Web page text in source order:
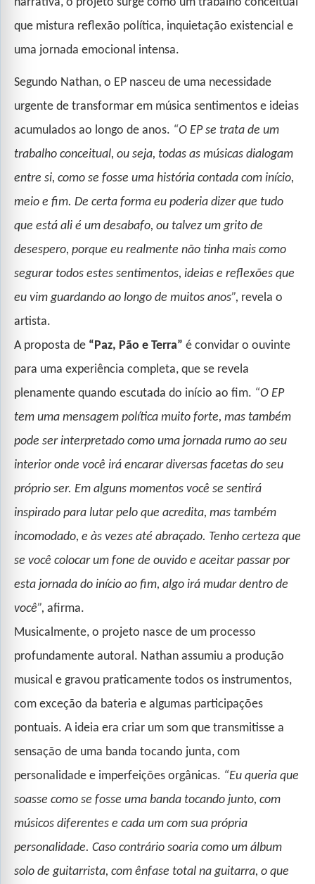
que mistura reflexão política, inquietação existencial e
uma jornada emocional intensa.
Segundo Nathan, o EP nasceu de uma necessidade
urgente de transformar em música sentimentos e ideias
acumulados ao longo de anos. “O EP se trata de um
trabalho conceitual, ou seja, todas as músicas dialogam
entre si, como se fosse uma história contada com início,
meio e fim. De certa forma eu poderia dizer que tudo
que está ali é um desabafo, ou talvez um grito de
desespero, porque eu realmente não tinha mais como
segurar todos estes sentimentos, ideias e reflexões que
eu vim guardando ao longo de muitos anos”, revela o
artista.
A proposta de “Paz, Pão e Terra” é convidar o ouvinte
para uma experiência completa, que se revela
plenamente quando escutada do início ao fim. “O EP
tem uma mensagem política muito forte, mas também
pode ser interpretado como uma jornada rumo ao seu
interior onde você irá encarar diversas facetas do seu
próprio ser. Em alguns momentos você se sentirá
inspirado para lutar pelo que acredita, mas também
incomodado, e às vezes até abraçado. Tenho certeza que
se você colocar um fone de ouvido e aceitar passar por
esta jornada do início ao fim, algo irá mudar dentro de
você”, afirma.
Musicalmente, o projeto nasce de um processo
profundamente autoral. Nathan assumiu a produção
musical e gravou praticamente todos os instrumentos,
com exceção da bateria e algumas participações
pontuais. A ideia era criar um som que transmitisse a
sensação de uma banda tocando junta, com
personalidade e imperfeições orgânicas. “Eu queria que
soasse como se fosse uma banda tocando junto, com
músicos diferentes e cada um com sua própria
personalidade. Caso contrário soaria como um álbum
solo de guitarrista, com ênfase total na guitarra, o que